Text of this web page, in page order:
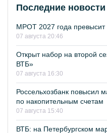
Последние новости
МРОТ 2027 года превысит
07 августа 20:46
Открыт набор на второй
ВТБ»
07 августа 16:30
Россельхозбанк повысил
по накопительным счетам
07 августа 15:40
ВТБ: на Петербургском